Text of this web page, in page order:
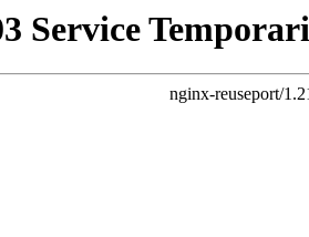
Service
nginx-reuseport/